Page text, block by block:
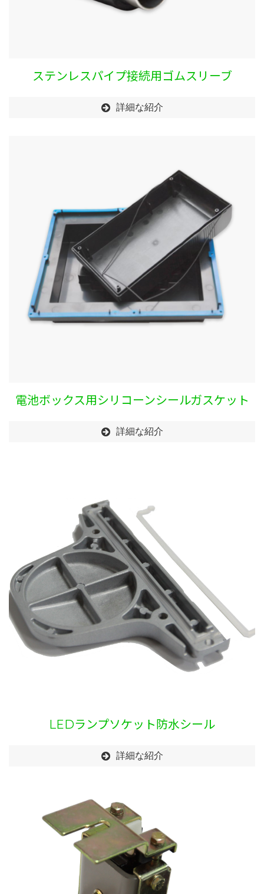
ステンレスパイプ接続用ゴムスリーブ
詳細な紹介
電池ボックス用シリコーンシールガスケット
詳細な紹介
LEDランプソケット防水シール
詳細な紹介